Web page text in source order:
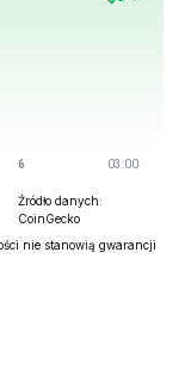
Źródło danych:
CoinGecko
nie stanowią gwarancji